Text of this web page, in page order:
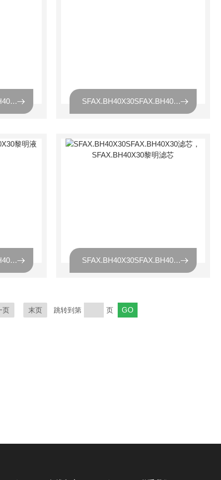
SFAX.BH40X30SFAX.BH40X30过滤器滤芯 SFAX.BH40X30SFAX.BH40X30过滤器
SFAX.BH40X30SFAX.BH40X30黎明液压滤芯 SFAX.BH40X30SFAX.BH40X30滤芯，SFAX.BH40X30黎明滤芯
页 末页 跳转到第 页